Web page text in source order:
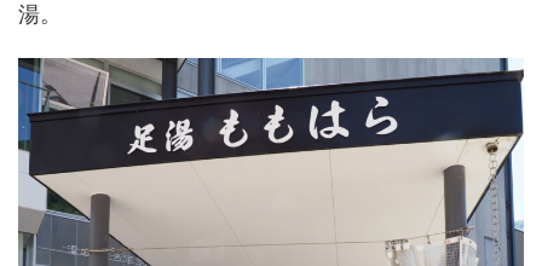
湯。